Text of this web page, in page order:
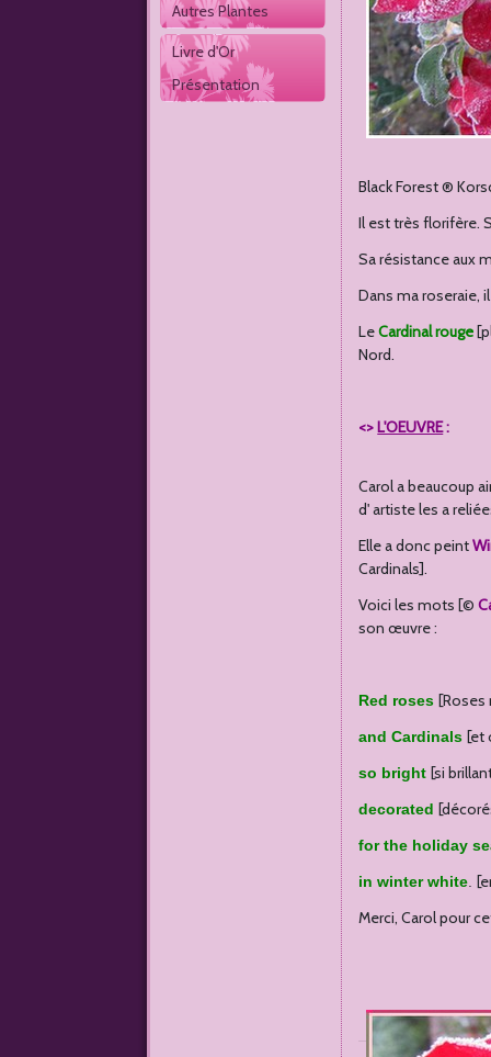
Black Forest ®
Il est très florifère.
Sa résistance aux
Dans ma roseraie,
LeCardinal rouge
Nord.
<>L'OEUVRE:
Carol a beaucoup
d' artiste les a
Elle a donc peint
Cardinals].
Voici les mots [©
son œuvre :
Red roses [Roses
and Cardinals [et
so bright [si
decorated
for the holiday
in winter white
Merci, Carol pour
Autres Plantes
Livre d'Or
Présentation